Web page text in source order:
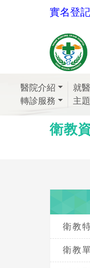
實名登
醫院介紹 就
轉診服務
主
衛教
衛教
衛教